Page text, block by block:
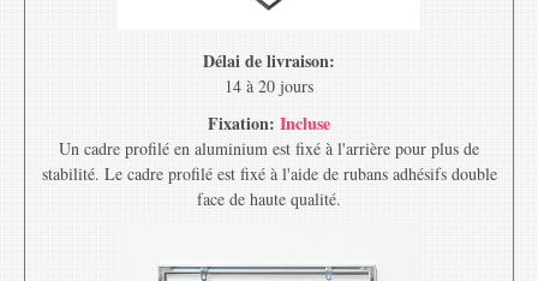
Délai de livraison:
14 à 20 jours
Fixation: Incluse
Un cadre profilé en aluminium est fixé à l'arrière pour plus de
stabilité. Le cadre profilé est fixé à l'aide de rubans adhésifs double
face de haute qualité.